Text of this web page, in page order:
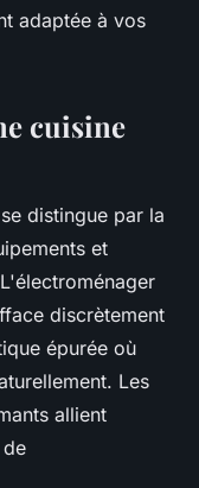
adaptée à vos
cuisine
distingue par la
et
discrètement
épurée où
Les
allient